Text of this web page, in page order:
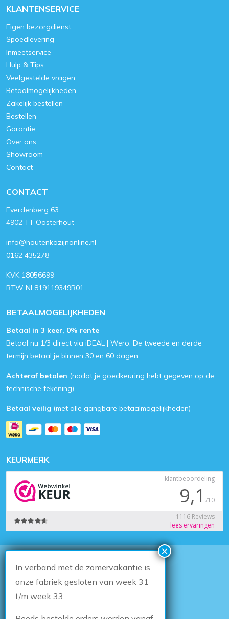
KLANTENSERVICE
Eigen bezorgdienst
Spoedlevering
Inmeetservice
Hulp & Tips
Veelgestelde vragen
Betaalmogelijkheden
Zakelijk bestellen
Bestellen
Garantie
Over ons
Showroom
Contact
CONTACT
Everdenberg 63
4902 TT Oosterhout
info@houtenkozijnonline.nl
0162 435278
KVK 18056699
BTW NL819119349B01
BETAALMOGELIJKHEDEN
Betaal in 3 keer, 0% rente
Betaal nu 1/3 direct via iDEAL | Wero. De tweede en derde
termijn betaal je binnen 30 en 60 dagen.
Achteraf betalen (nadat je goedkeuring hebt gegeven op de
technische tekening)
Betaal veilig (met alle gangbare betaalmogelijkheden)
KEURMERK
© 2026Houten Kozijn Online
Algemene voorwaarden
Herroepingsrecht
Privacybeleid
In verband met de zomervakantie is
onze fabriek gesloten van week 31
t/m week 33.